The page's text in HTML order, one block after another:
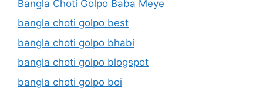
Bangla Choti Golpo Baba Meye
bangla choti golpo best
bangla choti golpo bhabi
bangla choti golpo blogspot
bangla choti golpo boi